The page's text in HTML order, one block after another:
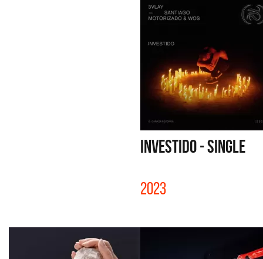
INVESTIDO - SINGLE
2023